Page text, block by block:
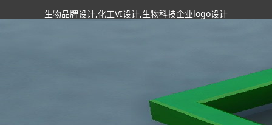
生物品牌设计,化工VI设计,生物科技企业logo设计